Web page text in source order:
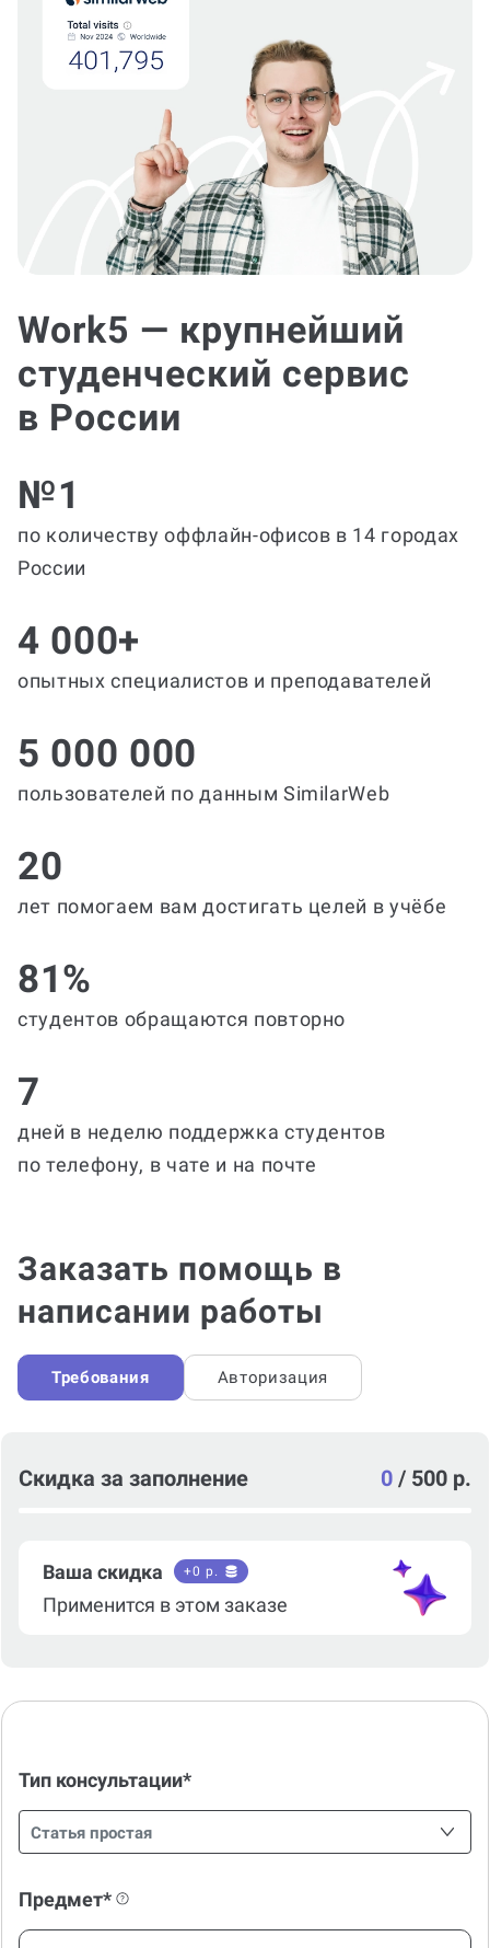
Work5 — крупнейший
студенческий сервис
в России
№1
по количеству оффлайн-офисов в 14 городах
России
4 000+
опытных специалистов и преподавателей
5 000 000
пользователей по данным SimilarWeb
20
лет помогаем вам достигать целей в учёбе
81%
студентов обращаются повторно
7
дней в неделю поддержка студентов
по телефону, в чате и на почте
Заказать помощь в
написании работы
Требования Авторизация
Скидка за заполнение 0 / 500 р.
Ваша скидка +0 р.
Применится в этом заказе
Тип консультации*
Статья простая
Предмет*